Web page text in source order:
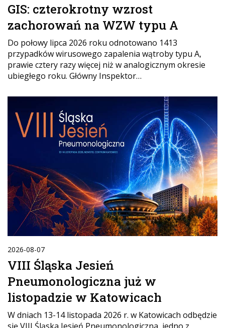
GIS: czterokrotny wzrost
zachorowań na WZW typu A
Do połowy lipca 2026 roku odnotowano 1413
przypadków wirusowego zapalenia wątroby typu A,
prawie cztery razy więcej niż w analogicznym okresie
ubiegłego roku. Główny Inspektor…
2026-08-07
VIII Śląska Jesień
Pneumonologiczna już w
listopadzie w Katowicach
W dniach 13-14 listopada 2026 r. w Katowicach odbędzie